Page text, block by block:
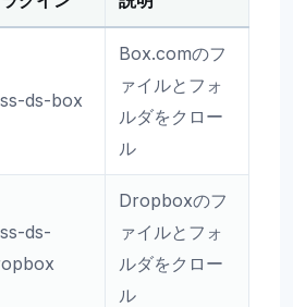
ds-box
Box.comのフ
ァイルとフォ
ルダをクロー
ル
ds-
Dropboxのフ
ァイルとフォ
ルダをクロー
ル